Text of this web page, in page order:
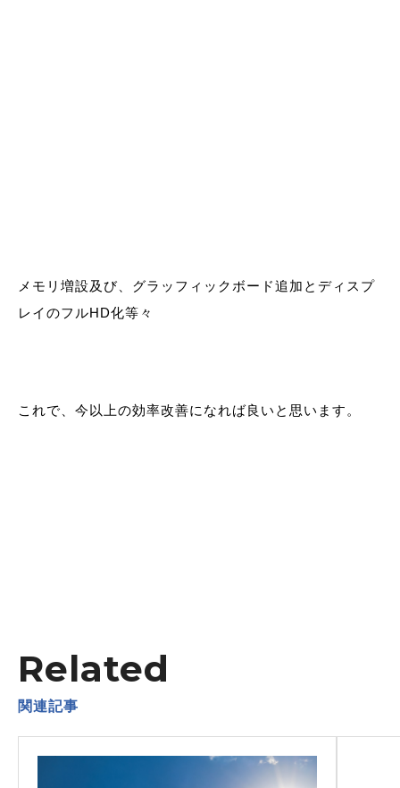
メモリ増設及び、グラッフィックボード追加とディスプ
レイのフルHD化等々
これで、今以上の効率改善になれば良いと思います。
Related
関連記事